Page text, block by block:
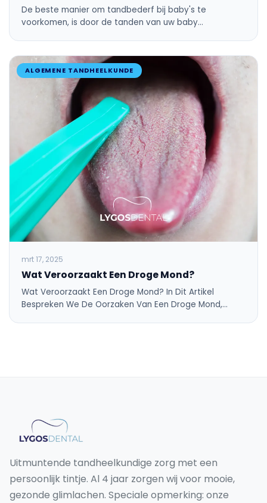
De beste manier om tandbederf bij baby's te
voorkomen, is door de tanden van uw baby…
ALGEMENE TANDHEELKUNDE
mrt 17, 2025
Wat Veroorzaakt Een Droge Mond?
Wat Veroorzaakt Een Droge Mond? In Dit Artikel
Bespreken We De Oorzaken Van Een Droge Mond,…
Uitmuntende tandheelkundige zorg met een
persoonlijk tintje. Al 4 jaar zorgen wij voor mooie,
gezonde glimlachen. Speciale opmerking: onze